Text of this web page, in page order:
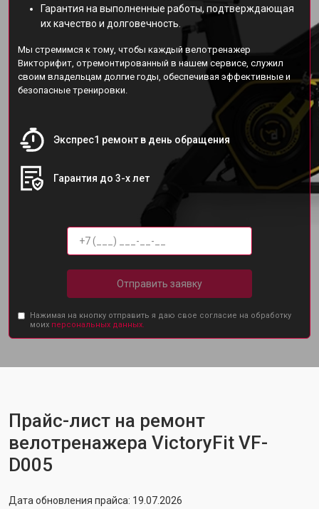
Гарантия на выполненные работы, подтверждающая
их качество и долговечность.
Мы стремимся к тому, чтобы каждый велотренажер
Викторифит, отремонтированный в нашем сервисе, служил
своим владельцам долгие годы, обеспечивая эффективные и
безопасные тренировки.
Экспрес1 ремонт в день обращения
Гарантия до 3-х лет
Отправить заявку
Нажимая на кнопку отправить я даю свое согласие на обработку
моих персональных данных.
Прайс-лист на ремонт
велотренажера VictoryFit VF-
D005
Дата обновления прайса: 19.07.2026